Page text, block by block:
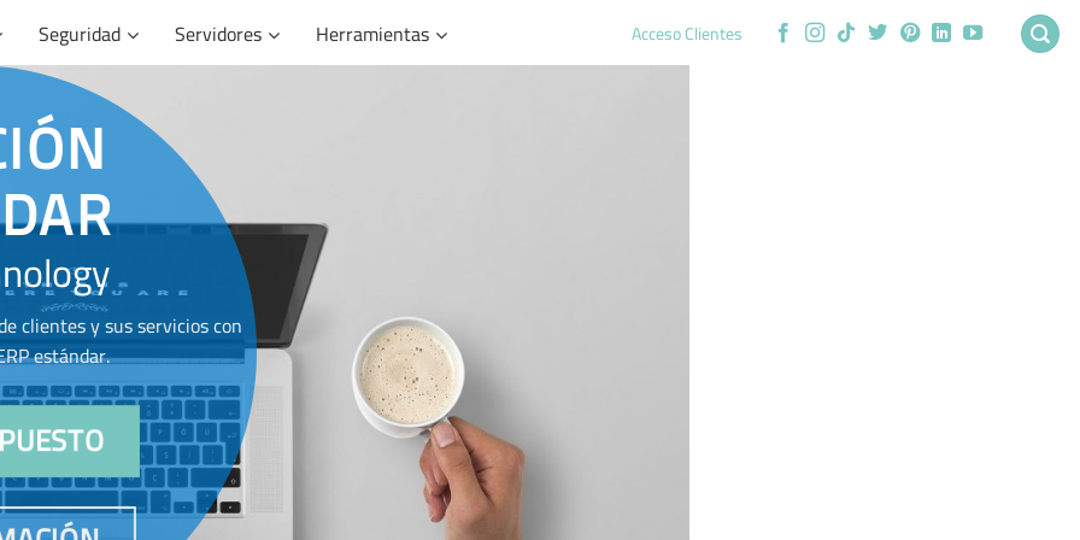
Seguridad Servidores
Herramientas
Acceso Clientes
clientes y sus servicios con
estándar.